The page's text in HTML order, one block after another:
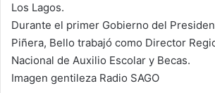
Los Lagos.
Durante el primer Gobierno del
Piñera, Bello trabajó como Director
Nacional de Auxilio Escolar y Becas.
Imagen gentileza Radio SAGO